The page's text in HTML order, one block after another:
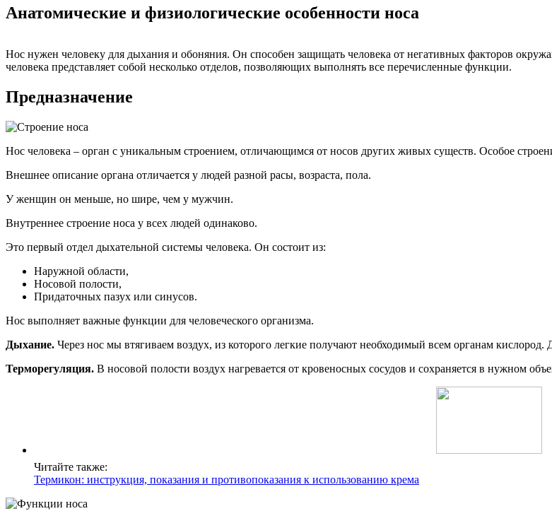
Анатомические и физиологические особенности носа
Нос нужен человеку для дыхания и обоняния. Он способен защищать человека от негативных факторов
человека представляет собой несколько отделов, позволяющих выполнять все перечисленные функции.
Предназначение
Нос человека – орган с уникальным строением, отличающимся от носов других живых существ. Особое
Внешнее описание органа отличается у людей разной расы, возраста, пола.
У женщин он меньше, но шире, чем у мужчин.
Внутреннее строение носа у всех людей одинаково.
Это первый отдел дыхательной системы человека. Он состоит из:
Наружной области,
Носовой полости,
Придаточных пазух или синусов.
Нос выполняет важные функции для человеческого организма.
Дыхание. Через нос мы втягиваем воздух, из которого легкие получают необходимый всем органам
Терморегуляция. В носовой полости воздух нагревается от кровеносных сосудов и сохраняется в нужном
Читайте также:
Термикон: инструкция, показания и противопоказания к использованию крема